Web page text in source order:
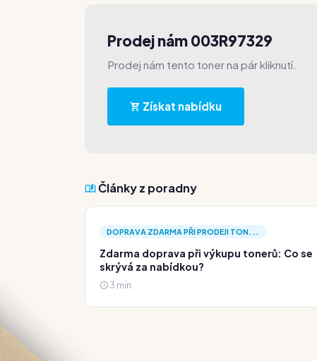
Prodej nám 003R97329
Prodej nám tento toner na pár kliknutí.
Získat nabídku
Články z poradny
DOPRAVA ZDARMA PŘI PRODEJI TON...
Zdarma doprava při výkupu tonerů: Co se
skrývá za nabídkou?
3 min.